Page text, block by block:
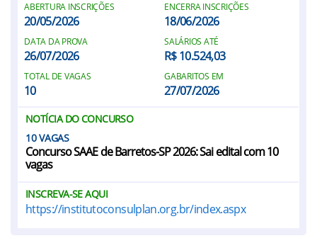
ABERTURA INSCRIÇÕES
20/05/2026
ENCERRA INSCRIÇÕES
18/06/2026
DATA DA PROVA
26/07/2026
SALÁRIOS ATÉ
R$ 10.524,03
TOTAL DE VAGAS
10
GABARITOS EM
27/07/2026
NOTÍCIA DO CONCURSO
10
Concurso SAAE de Barretos-SP 2026: Sai edital com 10
vagas
INSCREVA-SE AQUI
https://institutoconsulplan.org.br/index.aspx